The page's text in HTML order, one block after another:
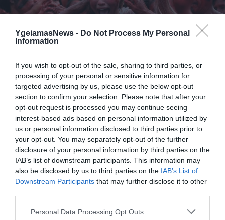
YgeiamasNews - Do Not Process My Personal
Information
If you wish to opt-out of the sale, sharing to third parties, or
processing of your personal or sensitive information for
targeted advertising by us, please use the below opt-out
section to confirm your selection. Please note that after your
opt-out request is processed you may continue seeing
interest-based ads based on personal information utilized by
us or personal information disclosed to third parties prior to
your opt-out. You may separately opt-out of the further
disclosure of your personal information by third parties on the
IAB’s list of downstream participants. This information may
also be disclosed by us to third parties on the IAB’s List of
Downstream Participants that may further disclose it to other
Please note that this website/app uses one or more Google
Personal Data Processing Opt Outs
06.08.2026 09:04
Δεν ήταν μόνο ηθικοί λόγοι: Γιατί
εξαφανίστηκε ο κανιβαλισμός από τις
ανθρώπινες κοινωνίες – Τι δείχνει νέα
έρευνα